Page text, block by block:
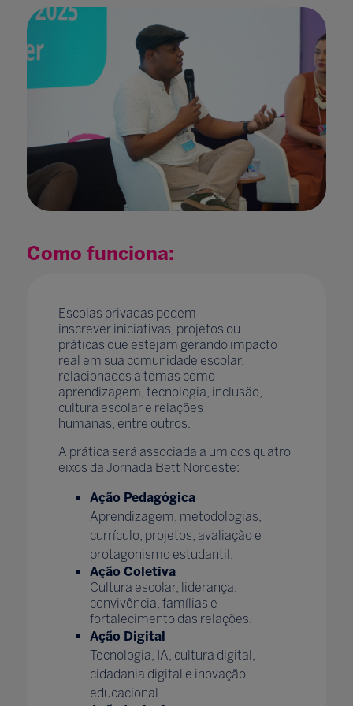
Como funciona:
Escolas privadas podem
inscrever iniciativas, projetos ou
práticas que estejam gerando impacto
real em sua comunidade escolar,
relacionados a temas como
aprendizagem, tecnologia, inclusão,
cultura escolar e relações
humanas, entre outros.
A prática será associada a um dos quatro
eixos da Jornada Bett Nordeste:
Ação Pedagógica
Aprendizagem, metodologias,
currículo, projetos, avaliação e
protagonismo estudantil.
Ação Coletiva
Cultura escolar, liderança,
convivência, famílias e
fortalecimento das relações.
Ação Digital
Tecnologia, IA, cultura digital,
cidadania digital e inovação
educacional.